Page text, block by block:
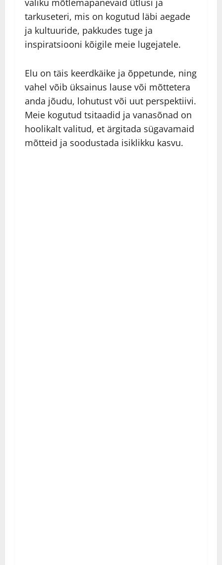
valiku mõtlemapanevaid ütlusi ja
tarkuseteri, mis on kogutud läbi aegade
ja kultuuride, pakkudes tuge ja
inspiratsiooni kõigile meie lugejatele.
Elu on täis keerdkäike ja õppetunde, ning
vahel võib üksainus lause või mõttetera
anda jõudu, lohutust või uut perspektiivi.
Meie kogutud tsitaadid ja vanasõnad on
hoolikalt valitud, et ärgitada sügavamaid
mõtteid ja soodustada isiklikku kasvu.